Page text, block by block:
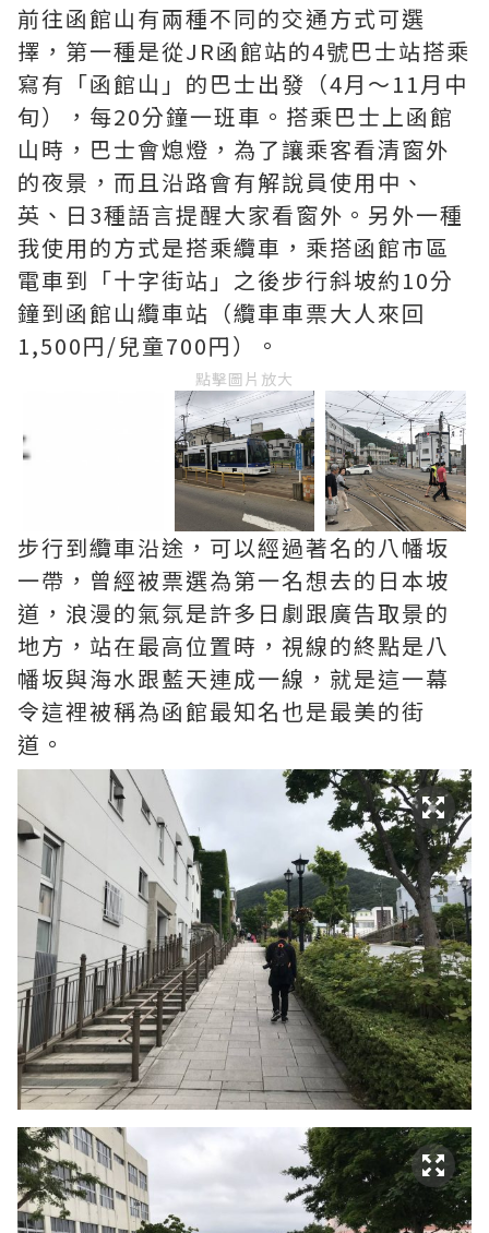
前往函館山有兩種不同的交通方式可選
擇，第一種是從JR函館站的4號巴士站搭乘
寫有「函館山」的巴士出發（4月～11月中
旬），每20分鐘一班車。搭乘巴士上函館
山時，巴士會熄燈，為了讓乘客看清窗外
的夜景，而且沿路會有解說員使用中、
英、日3種語言提醒大家看窗外。另外一種
我使用的方式是搭乘纜車，乘搭函館市區
電車到「十字街站」之後步行斜坡約10分
鐘到函館山纜車站（纜車車票大人來回
1,500円/兒童700円）。
點擊圖片放大
步行到纜車沿途，可以經過著名的八幡坂
一帶，曾經被票選為第一名想去的日本坡
道，浪漫的氣氛是許多日劇跟廣告取景的
地方，站在最高位置時，視線的終點是八
幡坂與海水跟藍天連成一線，就是這一幕
令這裡被稱為函館最知名也是最美的街
道。